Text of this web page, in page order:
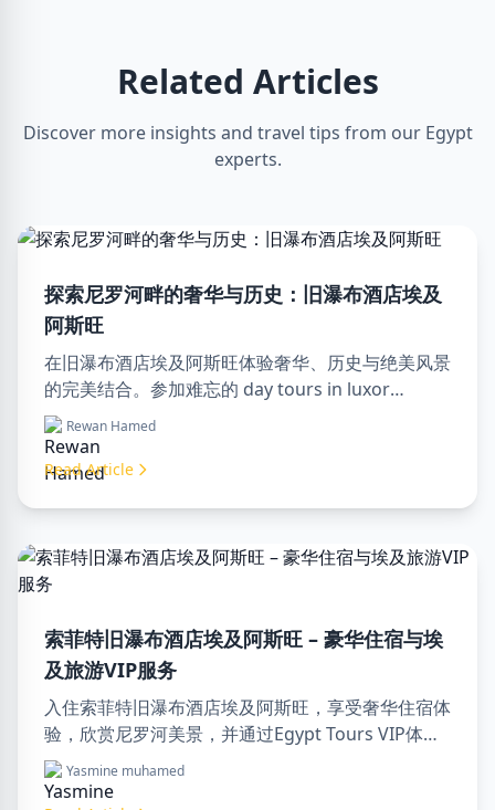
Related Articles
Discover more insights and travel tips from our Egypt
experts.
探索尼罗河畔的奢华与历史：旧瀑布酒店埃及
阿斯旺
在旧瀑布酒店埃及阿斯旺体验奢华、历史与绝美风景
的完美结合。参加难忘的 day tours in luxor
egypt，享受一次难忘的 day trip to aswan from
luxor。
Rewan Hamed
Read Article
索菲特旧瀑布酒店埃及阿斯旺 – 豪华住宿与埃
及旅游VIP服务
入住索菲特旧瀑布酒店埃及阿斯旺，享受奢华住宿体
验，欣赏尼罗河美景，并通过Egypt Tours VIP体验
专业旅游服务。立即预订您的埃及梦幻之旅！
Yasmine muhamed